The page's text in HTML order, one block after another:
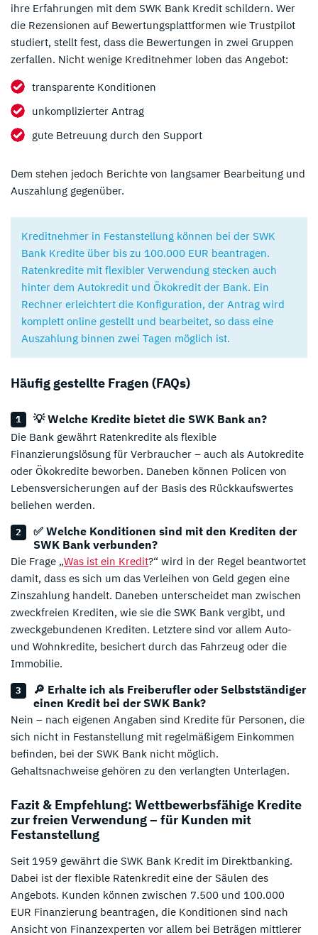
ihre Erfahrungen mit dem SWK Bank Kredit schildern. Wer
die Rezensionen auf Bewertungsplattformen wie Trustpilot
studiert, stellt fest, dass die Bewertungen in zwei Gruppen
zerfallen. Nicht wenige Kreditnehmer loben das Angebot:
transparente Konditionen
unkomplizierter Antrag
gute Betreuung durch den Support
Dem stehen jedoch Berichte von langsamer Bearbeitung und
Auszahlung gegenüber.
Kreditnehmer in Festanstellung können bei der SWK
Bank Kredite über bis zu 100.000 EUR beantragen.
Ratenkredite mit flexibler Verwendung stecken auch
hinter dem Autokredit und Ökokredit der Bank. Ein
Rechner erleichtert die Konfiguration, der Antrag wird
komplett online gestellt und bearbeitet, so dass eine
Auszahlung binnen zwei Tagen möglich ist.
Häufig gestellte Fragen (FAQs)
💡 Welche Kredite bietet die SWK Bank an?
Die Bank gewährt Ratenkredite als flexible
Finanzierungslösung für Verbraucher – auch als Autokredite
oder Ökokredite beworben. Daneben können Policen von
Lebensversicherungen auf der Basis des Rückkaufswertes
beliehen werden.
✅ Welche Konditionen sind mit den Krediten der
SWK Bank verbunden?
Die Frage „Was ist ein Kredit?“ wird in der Regel beantwortet
damit, dass es sich um das Verleihen von Geld gegen eine
Zinszahlung handelt. Daneben unterscheidet man zwischen
zweckfreien Krediten, wie sie die SWK Bank vergibt, und
zweckgebundenen Krediten. Letztere sind vor allem Auto-
und Wohnkredite, besichert durch das Fahrzeug oder die
Immobilie.
🔎 Erhalte ich als Freiberufler oder Selbstständiger
einen Kredit bei der SWK Bank?
Nein – nach eigenen Angaben sind Kredite für Personen, die
sich nicht in Festanstellung mit regelmäßigem Einkommen
befinden, bei der SWK Bank nicht möglich.
Gehaltsnachweise gehören zu den verlangten Unterlagen.
Fazit & Empfehlung: Wettbewerbsfähige Kredite
zur freien Verwendung – für Kunden mit
Festanstellung
Seit 1959 gewährt die SWK Bank Kredit im Direktbanking.
Dabei ist der flexible Ratenkredit eine der Säulen des
Angebots. Kunden können zwischen 7.500 und 100.000
EUR Finanzierung beantragen, die Konditionen sind nach
Ansicht von Finanzexperten vor allem bei Beträgen mittlerer